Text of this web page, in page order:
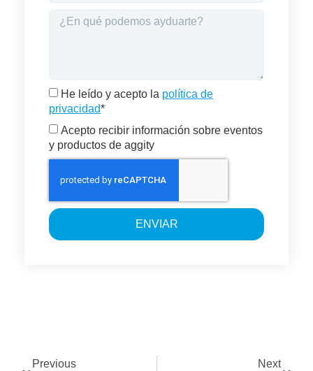
He leído y acepto la política de
privacidad*
Acepto recibir información sobre eventos
y productos de aggity
ENVIAR
Previous Next